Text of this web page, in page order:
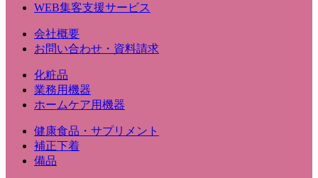
WEB集客支援サービス
会社概要
お問い合わせ・資料請求
化粧品
業務用機器
ホームケア用機器
健康食品・サプリメント
補正下着
備品